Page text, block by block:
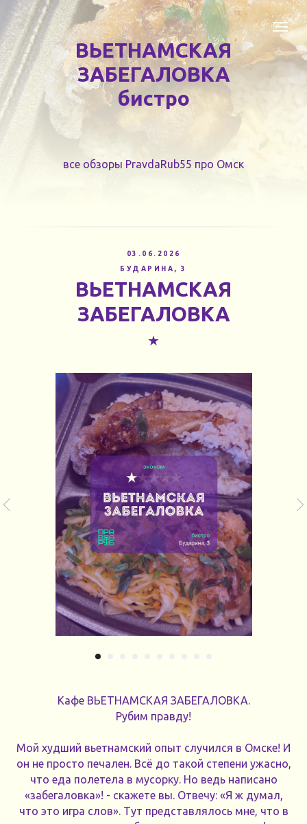
ВЬЕТНАМСКАЯ
ЗАБЕГАЛОВКА
бистро
все обзоры PravdaRub55 про Омск
03.06.2026
БУДАРИНА, 3
ВЬЕТНАМСКАЯ
ЗАБЕГАЛОВКА
★
Кафе ВЬЕТНАМСКАЯ ЗАБЕГАЛОВКА.
Рубим правду!
Мой худший вьетнамский опыт случился в Омске! И
он не просто печален. Всё до такой степени ужасно,
что еда полетела в мусорку. Но ведь написано
«забегаловка»! - скажете вы. Отвечу: «Я ж думал,
что это игра слов». Тут представлялось мне, что в